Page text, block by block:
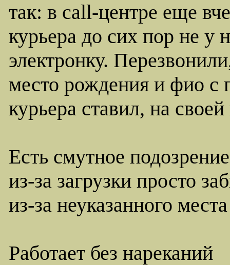
так: в call-центре еще
курьера до сих пор не у
электронку.
место рождения и фио с
курьера ставил, на
Есть смутное
из-за загрузки просто
из-за неуказанного
Работает без нареканий